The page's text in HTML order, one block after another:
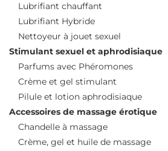
Lubrifiant chauffant
Lubrifiant Hybride
Nettoyeur à jouet sexuel
Stimulant sexuel et aphrodisiaque
Parfums avec Phéromones
Crème et gel stimulant
Pilule et lotion aphrodisiaque
Accessoires de massage érotique
Chandelle à massage
Crème, gel et huile de massage